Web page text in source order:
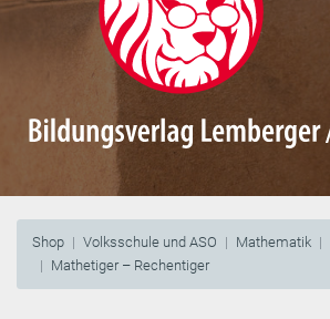
Shop Volksschule und ASO Mathematik
Mathetiger – Rechentiger